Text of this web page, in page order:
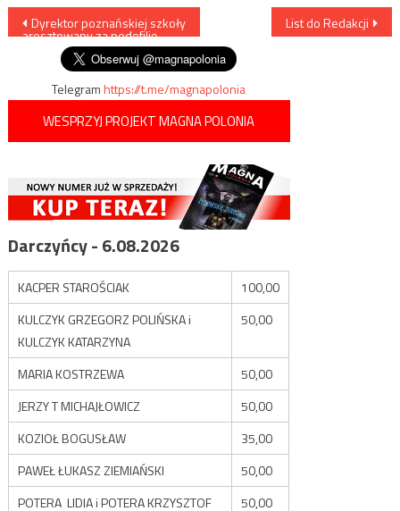
Nawigacja
wpisu
Dyrektor poznańskiej szkoły
aresztowany za pedofilię
List do Redakcji
Telegramhttps://t.me/magnapolonia
WESPRZYJ PROJEKT MAGNA POLONIA
Darczyńcy - 6.08.2026
KACPER STAROŚCIAK
100,00
KULCZYK GRZEGORZ POLIŃSKA i
KULCZYK KATARZYNA
50,00
MARIA KOSTRZEWA
50,00
JERZY T MICHAJŁOWICZ
50,00
KOZIOŁ BOGUSŁAW
35,00
PAWEŁ ŁUKASZ ZIEMIAŃSKI
50,00
POTERA LIDIA i POTERA KRZYSZTOF
50,00